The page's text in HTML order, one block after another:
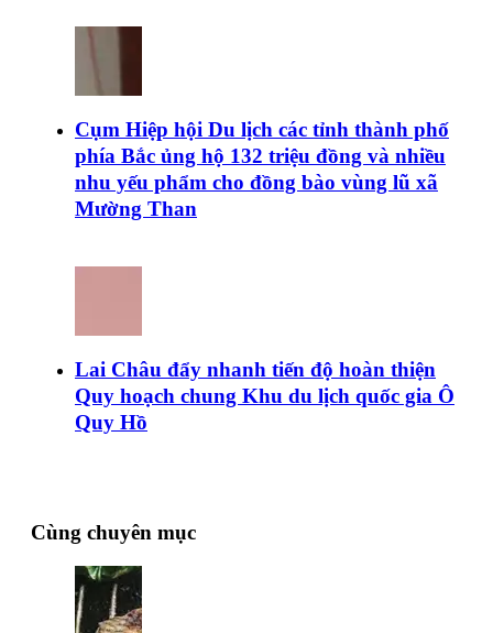
Cụm Hiệp hội Du lịch các tỉnh thành phố
phía Bắc ủng hộ 132 triệu đồng và nhiều
nhu yếu phẩm cho đồng bào vùng lũ xã
Mường Than
Lai Châu đẩy nhanh tiến độ hoàn thiện
Quy hoạch chung Khu du lịch quốc gia Ô
Quy Hồ
Cùng chuyên mục